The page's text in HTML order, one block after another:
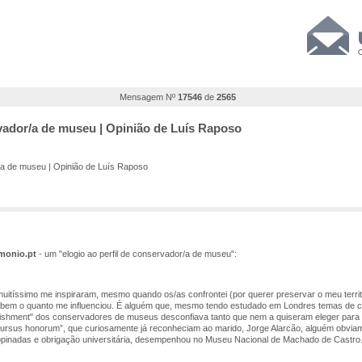
Mensagem Nº 17546 de 2565
a de museu | Opinião de Luís Raposo
museu | Opinião de Luís Raposo
- um "elogio ao perfil de conservador/a de museu":
me inspiraram, mesmo quando os/as confrontei (por querer preservar o meu
o quanto me influenciou. É alguém que, mesmo tendo estudado em Londres temas
dos conservadores de museus desconfiava tanto que nem a quiseram eleger
honorum”, que curiosamente já reconheciam ao marido, Jorge Alarcão, alguém
e obrigação universitária, desempenhou no Museu Nacional de Machado de